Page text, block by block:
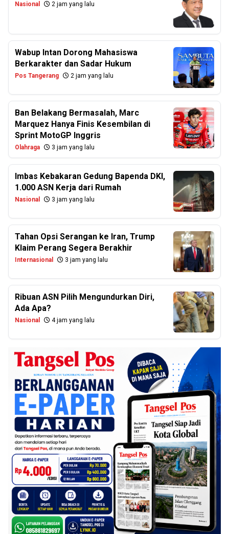
Nasional 2 jam yang lalu
Wabup Intan Dorong Mahasiswa
Berkarakter dan Sadar Hukum
Pos Tangerang 2 jam yang lalu
Ban Belakang Bermasalah, Marc
Marquez Hanya Finis Kesembilan di
Sprint MotoGP Inggris
Olahraga 3 jam yang lalu
Imbas Kebakaran Gedung Bapenda DKI,
1.000 ASN Kerja dari Rumah
Nasional 3 jam yang lalu
Tahan Opsi Serangan ke Iran, Trump
Klaim Perang Segera Berakhir
Internasional 3 jam yang lalu
Ribuan ASN Pilih Mengundurkan Diri,
Ada Apa?
Nasional 4 jam yang lalu